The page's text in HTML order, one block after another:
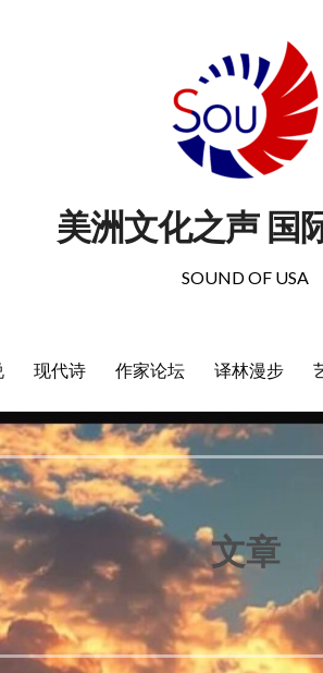
美洲文化之声 国
SOUND OF USA
现代诗 作家论坛 译林漫步
文章